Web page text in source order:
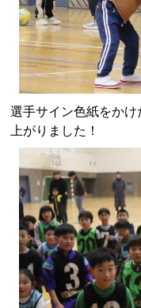
選手サイン色紙をか
上がりました！